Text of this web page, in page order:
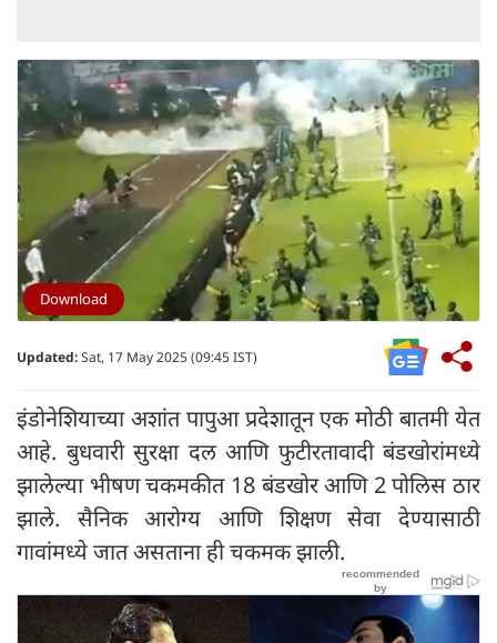
Download
Updated:Sat, 17 May 2025 (09:45 IST)
इंडोनेशियाच्या अशांत पापुआ प्रदेशातून एक मोठी बातमी येत
आहे. बुधवारी सुरक्षा दल आणि फुटीरतावादी बंडखोरांमध्ये
झालेल्या भीषण चकमकीत 18 बंडखोर आणि 2 पोलिस ठार
झाले. सैनिक आरोग्य आणि शिक्षण सेवा देण्यासाठी
गावांमध्ये जात असताना ही चकमक झाली.